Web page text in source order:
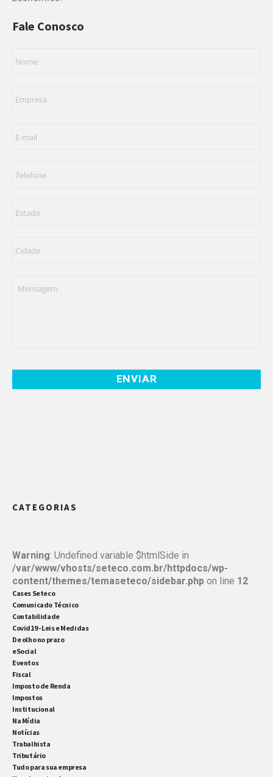
Fale Conosco
mail *
CATEGORIAS
Warning: Undefined variable $htmlSide in
/var/www/vhosts/seteco.com.br/httpdocs/wp-
content/themes/temaseteco/sidebar.php on line 12
Cases Seteco
Comunicado Técnico
Contabilidade
Covid19 - Leis e Medidas
De olho no prazo
eSocial
Eventos
Fiscal
Imposto de Renda
Impostos
Institucional
Na Mídia
Notícias
Trabalhista
Tributário
Tudo para sua empresa